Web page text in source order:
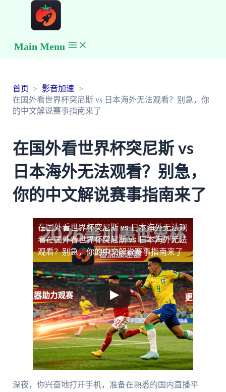
Main Menu
首页
影音加速
在国外看世界杯突尼斯 vs 日本海外无法观看？别急，你
的中文解说赛事指南来了
在国外看世界杯突尼斯 vs
日本海外无法观看？别急，
你的中文解说赛事指南来了
在国外看世界杯突尼斯 vs 日本海外无法观
看在国外看世界杯突尼斯 vs 日本海外无法
观看？别急，你的中文解说赛事指南来了
深夜，你兴奋地打开手机，准备在熟悉的国内直播平